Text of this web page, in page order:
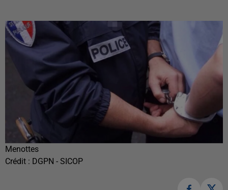
Menottes
Crédit : DGPN - SICOP